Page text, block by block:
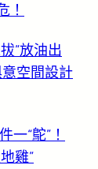
！
”放油出
空間設計
一“鴕”！
雞”